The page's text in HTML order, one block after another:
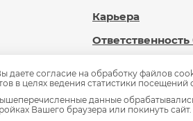
Карьера
Доброновард.рф
Статьи
даете согласие на обработку файлов
в целях ведения статистики
данные
Вашего браузера или покинуть сайт.